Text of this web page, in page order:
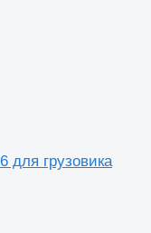
для грузовика